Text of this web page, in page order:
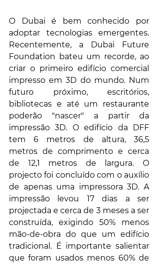
O Dubai é bem conhecido por
adoptar tecnologias emergentes.
Recentemente, a Dubai Future
Foundation bateu um recorde, ao
criar o primeiro edifício comercial
impresso em 3D do mundo. Num
futuro próximo, escritórios,
bibliotecas e até um restaurante
poderão "nascer" a partir da
impressão 3D. O edifício da DFF
tem 6 metros de altura, 36,5
metros de comprimento e cerca
de 12,1 metros de largura. O
projecto foi concluído com o auxílio
de apenas uma impressora 3D. A
impressão levou 17 dias a ser
projectada e cerca de 3 meses a ser
construída, exigindo 50% menos
mão-de-obra do que um edifício
tradicional. É importante salientar
que foram usados menos 60% de